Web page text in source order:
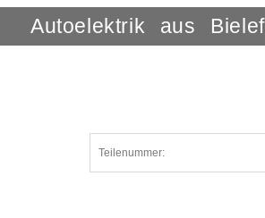
Autoelektrik aus